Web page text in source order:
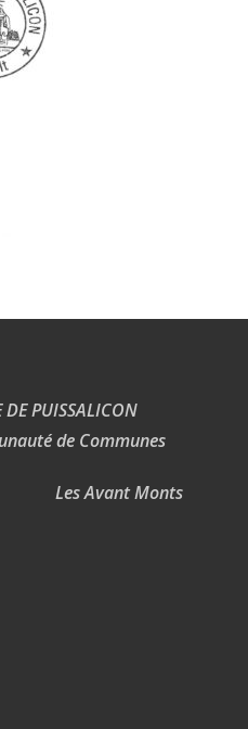
DE PUISSALICON
de Communes
Avant Monts